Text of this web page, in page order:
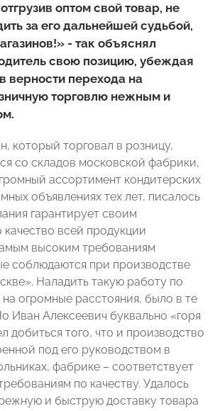
оптом свой товар, не
за его дальнейшей судьбой,
- так объяснял
свою позицию, убеждая
верности перехода на
торговлю нежным и
который торговал в розницу,
со складов московской фабрики,
ассортимент кондитерских
объявлениях тех лет, писалось
гарантирует своим
качество всей продукции
высоким требованиям
соблюдаются при производстве
Наладить такую работу по
огромные расстояния, было в те
Иван Алексеевич буквально «горя
добиться того, что и производство
под его руководством в
фабрике – соответствует
по качеству. Удалось
и быструю доставку товара